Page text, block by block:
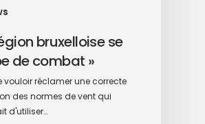
bruxelloise se
de combat »
vouloir réclamer une correcte
des normes de vent qui
d'utiliser…